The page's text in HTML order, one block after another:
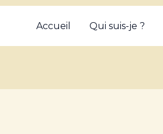
Accueil Qui suis-je ?